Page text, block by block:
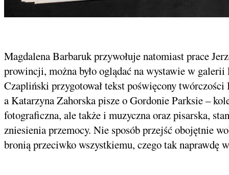
Magdalena Barbaruk przywołuje natomiast prace
prowincji, można było oglądać na wystawie w
Czapliński przygotował tekst poświęcony
a Katarzyna Zahorska pisze o Gordonie Parksie –
fotograficzna, ale także i muzyczna oraz pisarska,
zniesienia przemocy. Nie sposób przejść obojętnie
bronią przeciwko wszystkiemu, czego tak naprawdę